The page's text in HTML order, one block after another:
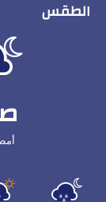
الطقس